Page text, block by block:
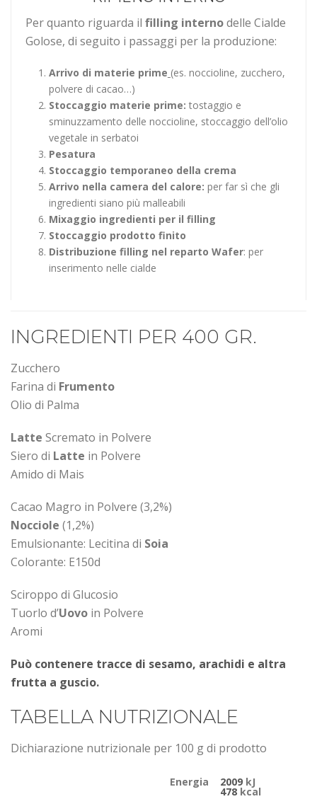
Per quanto riguarda il filling internodelle Cialde
Golose, di seguito i passaggi per la produzione:
Arrivo di materie prime (es. noccioline, zucchero,
polvere di cacao…)
Stoccaggio materie prime: tostaggio e
sminuzzamento delle noccioline, stoccaggio dell’olio
vegetale in serbatoi
Pesatura
Stoccaggio temporaneo della crema
Arrivo nella camera del calore: per far sì che gli
ingredienti siano più malleabili
Mixaggio ingredienti per il filling
Stoccaggio prodotto finito
Distribuzione filling nel reparto Wafer: per
inserimento nelle cialde
INGREDIENTI PER 400 GR.
Zucchero
Farina di Frumento
Olio di Palma
Latte Scremato in Polvere
Siero di Latte in Polvere
Amido di Mais
Cacao Magro in Polvere (3,2%)
Nocciole (1,2%)
Emulsionante: Lecitina di Soia
Colorante: E150d
Sciroppo di Glucosio
Tuorlo d’Uovo in Polvere
Aromi
Può contenere tracce di sesamo, arachidi e altra
frutta a guscio.
TABELLA NUTRIZIONALE
Dichiarazione nutrizionale per 100 g di prodotto
Energia 2009 kJ
478 kcal